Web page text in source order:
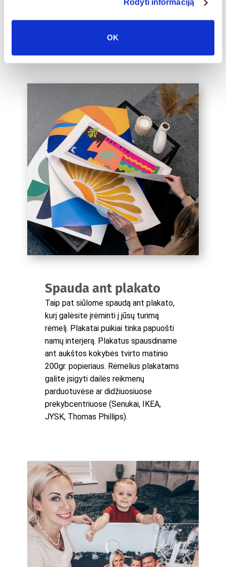
Rodyti informaciją
OK
mumis el. paštu labas@drobiunamai.lt
Spauda ant plakato
Taip pat siūlome spaudą ant plakato,
kurį galėsite įrėminti į jūsų turimą
rėmelį. Plakatai puikiai tinka papuošti
namų interjerą. Plakatus spausdiname
ant aukštos kokybės tvirto matinio
200gr. popieriaus. Rėmelius plakatams
galite įsigyti dailės reikmenų
parduotuvėse ar didžiuosiuose
prekybcentriuose (Senukai, IKEA,
JYSK, Thomas Phillips).